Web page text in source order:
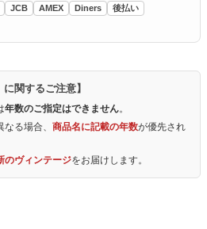
JCB AMEX Diners
後払い
関するご注意】
年数のご指定はできません。
る場合、 商品名に記載の年数が優先され
のヴィンテージをお届けします。